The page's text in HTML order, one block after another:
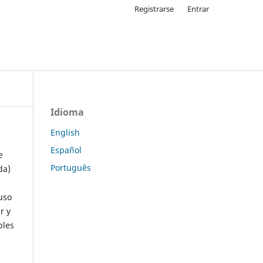
Registrarse Entrar
y
Idioma
English
Español
Português